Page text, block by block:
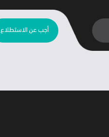
أجب عن الاستطلاع